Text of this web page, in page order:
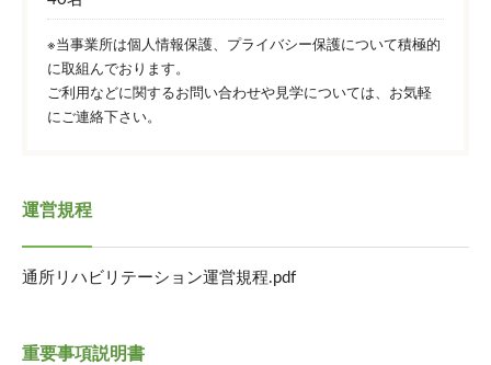
※当事業所は個人情報保護、プライバシー保護について積極的
に取組んでおります。
ご利用などに関するお問い合わせや見学については、お気軽
にご連絡下さい。
運営規程
通所リハビリテーション運営規程.pdf
重要事項説明書